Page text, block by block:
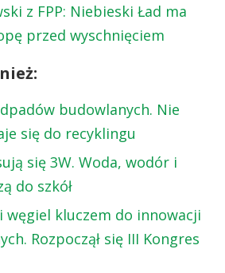
z FPP: Niebieski Ład ma
przed wyschnięciem
budowlanych. Nie
się do recyklingu
się 3W. Woda, wodór i
do szkół
węgiel kluczem do innowacji
Rozpoczął się III Kongres